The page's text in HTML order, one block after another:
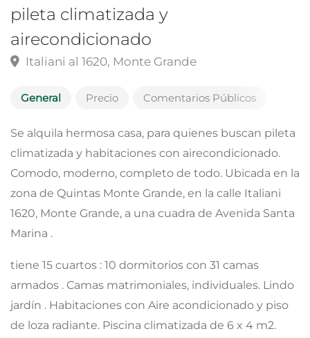
pileta climatizada y
airecondicionado
Italiani al 1620, Monte Grande
General Precio Comentarios Públicos
Se alquila hermosa casa, para quienes buscan pileta
climatizada y habitaciones con airecondicionado.
Comodo, moderno, completo de todo. Ubicada en la
zona de Quintas Monte Grande, en la calle Italiani
1620, Monte Grande, a una cuadra de Avenida Santa
Marina .
tiene 15 cuartos : 10 dormitorios con 31 camas
armados . Camas matrimoniales, individuales. Lindo
jardín . Habitaciones con Aire acondicionado y piso
de loza radiante. Piscina climatizada de 6 x 4 m2.